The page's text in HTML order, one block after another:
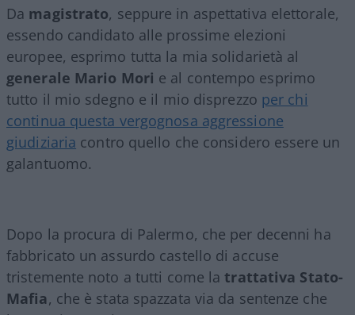
Da magistrato, seppure in aspettativa elettorale,
essendo candidato alle prossime elezioni
europee, esprimo tutta la mia solidarietà al
generale Mario Mori e al contempo esprimo
tutto il mio sdegno e il mio disprezzo per chi
continua questa vergognosa aggressione
giudiziaria contro quello che considero essere un
galantuomo.
Dopo la procura di Palermo, che per decenni ha
fabbricato un assurdo castello di accuse
tristemente noto a tutti come latrattativa Stato-
Mafia, che è stata spazzata via da sentenze che